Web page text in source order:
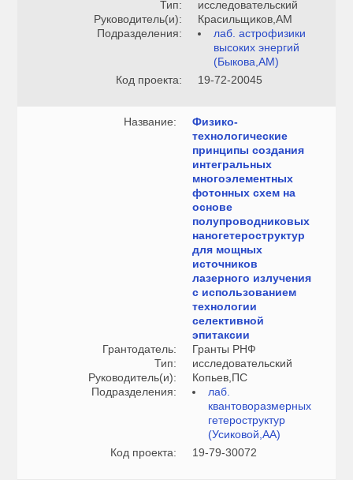
Тип:
исследовательский
Руководитель(и):
Красильщиков,АМ
Подразделения:
лаб. астрофизики
высоких энергий
(Быкова,АМ)
Код проекта:
19-72-20045
Название:
Физико-
технологические
принципы создания
интегральных
многоэлементных
фотонных схем на
основе
полупроводниковых
наногетероструктур
для мощных
источников
лазерного излучения
с использованием
технологии
селективной
эпитаксии
Грантодатель:
Гранты РНФ
Тип:
исследовательский
Руководитель(и):
Копьев,ПС
Подразделения:
лаб.
квантоворазмерных
гетероструктур
(Усиковой,АА)
Код проекта:
19-79-30072